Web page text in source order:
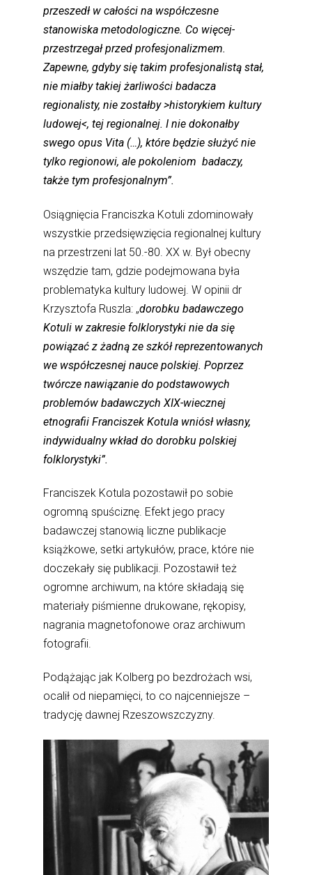
przeszedł w całości na współczesne
stanowiska metodologiczne. Co więcej-
przestrzegał przed profesjonalizmem.
Zapewne, gdyby się takim profesjonalistą stał,
nie miałby takiej żarliwości badacza
regionalisty, nie zostałby >historykiem kultury
ludowej<, tej regionalnej. I nie dokonałby
swego opus Vita (…), które będzie służyć nie
tylko regionowi, ale pokoleniom badaczy,
także tym profesjonalnym”.
Osiągnięcia Franciszka Kotuli zdominowały
wszystkie przedsięwzięcia regionalnej kultury
na przestrzeni lat 50.-80. XX w. Był obecny
wszędzie tam, gdzie podejmowana była
problematyka kultury ludowej. W opinii dr
Krzysztofa Ruszla: „dorobku badawczego
Kotuli w zakresie folklorystyki nie da się
powiązać z żadną ze szkół reprezentowanych
we współczesnej nauce polskiej. Poprzez
twórcze nawiązanie do podstawowych
problemów badawczych XIX-wiecznej
etnografii Franciszek Kotula wniósł własny,
indywidualny wkład do dorobku polskiej
folklorystyki”.
Franciszek Kotula pozostawił po sobie
ogromną spuściznę. Efekt jego pracy
badawczej stanowią liczne publikacje
książkowe, setki artykułów, prace, które nie
doczekały się publikacji. Pozostawił też
ogromne archiwum, na które składają się
materiały piśmienne drukowane, rękopisy,
nagrania magnetofonowe oraz archiwum
fotografii.
Podążając jak Kolberg po bezdrożach wsi,
ocalił od niepamięci, to co najcenniejsze –
tradycję dawnej Rzeszowszczyzny.